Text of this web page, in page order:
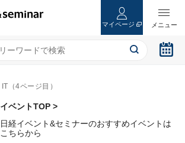
マイページ
IT（4ページ目）
イベントTOP >
日経イベント&セミナーのおすすめイベントは
こちらから